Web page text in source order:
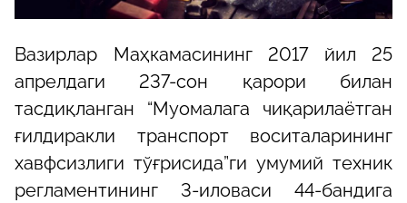
Вазирлар Маҳкамасининг 2017 йил 25
апрелдаги 237-сон қарори билан
тасдиқланган “Муомалага чиқарилаётган
ғилдиракли транспорт воситаларининг
хавфсизлиги тўғрисида”ги умумий техник
регламентининг 3-иловаси 44-бандига